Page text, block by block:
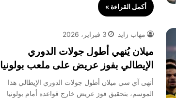
أكمل القراءة »
مهاب زايد 3 فبراير، 2026
ميلان يُنهي أطول جولات الدوري
الإيطالي بفوز عريض على ملعب بولونيا
أنهى آي سي ميلان أطول جولات الدوري الإيطالي هذا
الموسم، بتحقيق فوز عريض خارج قواعده أمام بولونيا